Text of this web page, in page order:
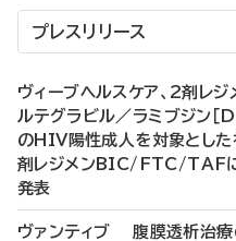
プレスリリース
ヴィーブヘルスケア、2剤レジ
ルテグラビル／ラミブジン［
のHIV陽性成人を対象とし
剤レジメンBIC/FTC/TAFに
発表
ヴァンティブ 腹膜透析治療